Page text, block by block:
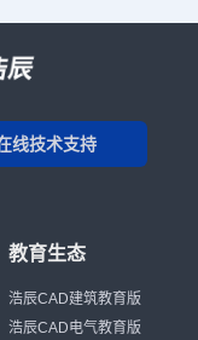
线技术支持
教育生态
浩辰CAD建筑教育版
浩辰CAD电气教育版